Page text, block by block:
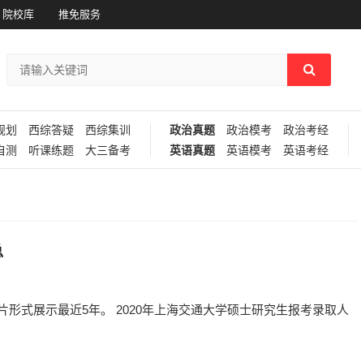
院校库 推免服务
划 西综答疑
西综集训
测 听课练题 大三备考
政治真题 政治模考
政治考经
英语真题
英语模考 英语考经
式展示最近5年。 2020年上海交通大学硕士研究生报考录取人